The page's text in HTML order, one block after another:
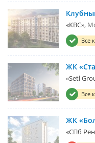
«КВС»
Все
ЖК
«Setl
Все
ЖК
«СПб